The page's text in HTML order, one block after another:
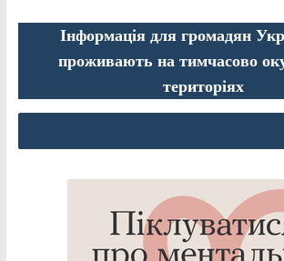
Інформація для громадян
проживають на тимчасово
територіях